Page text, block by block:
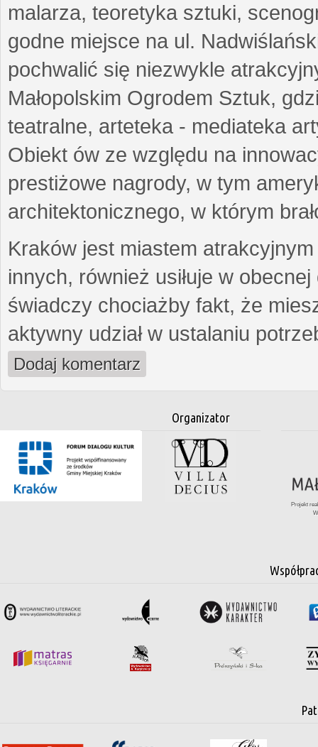
malarza, teoretyka sztuki,
godne miejsce na ul.
pochwalić się niezwykle
Małopolskim Ogrodem Sztuk,
teatralne, arteteka - mediateka
Obiekt ów ze względu na
prestiżowe nagrody, w tym
architektonicznego, w którym
Kraków jest miastem
innych, również usiłuje w
świadczy chociażby fakt, że
aktywny udział w ustalaniu
Dodaj komentarz
Organizator
Projekt